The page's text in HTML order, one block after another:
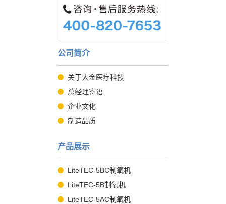
公司简介
关于大金医疗科技
总经理寄语
企业文化
制造品质
产品展示
LiteTEC-5BC制氧机
LiteTEC-5B制氧机
LiteTEC-5AC制氧机